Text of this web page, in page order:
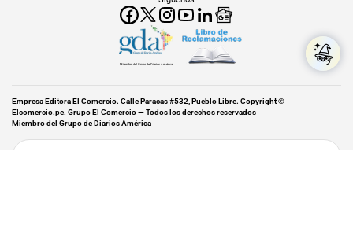
Miembro del Grupo de Diarios América
Empresa Editora El Comercio. Calle Paracas #532, Pueblo Libre. Copyright ©
Elcomercio.pe. Grupo El Comercio — Todos los derechos reservados
Miembro del Grupo de Diarios América